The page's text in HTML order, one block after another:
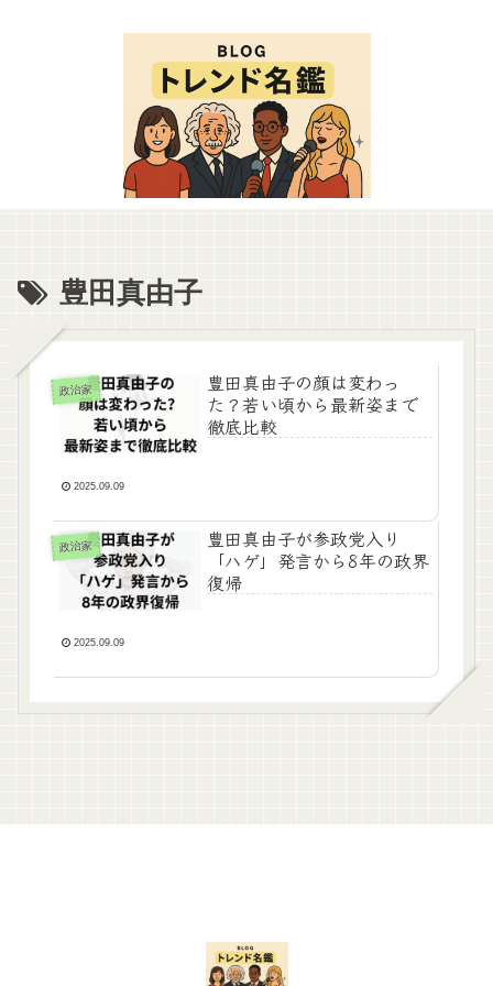
豊田真由子
政治家
豊田真由子の顔は変わっ
た？若い頃から最新姿まで
徹底比較
2025.09.09
政治家
豊田真由子が参政党入り
「ハゲ」発言から8年の政界
復帰
2025.09.09